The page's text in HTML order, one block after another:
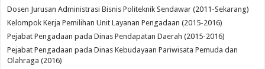
Dosen Jurusan Administrasi Bisnis Politeknik Sendawar (2011-Sekarang)
Kelompok Kerja Pemilihan Unit Layanan Pengadaan (2015-2016)
Pejabat Pengadaan pada Dinas Pendapatan Daerah (2015-2016)
Pejabat Pengadaan pada Dinas Kebudayaan Pariwisata Pemuda dan
Olahraga (2016)